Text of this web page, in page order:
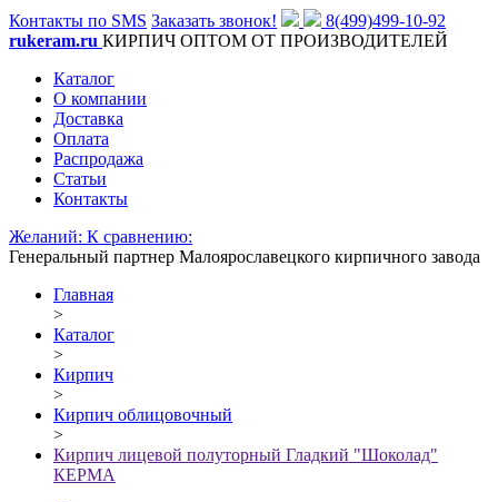
Контакты по SMS Заказать звонок!
8(499)499-10-92
rukeram.ru КИРПИЧ ОПТОМ ОТ ПРОИЗВОДИТЕЛЕЙ
Каталог
О компании
Доставка
Оплата
Распродажа
Статьи
Контакты
Желаний: К сравнению:
Генеральный партнер Малоярославецкого кирпичного завода
Главная
>
Каталог
>
Кирпич
>
Кирпич облицовочный
>
Кирпич лицевой полуторный Гладкий "Шоколад"
КЕРМА